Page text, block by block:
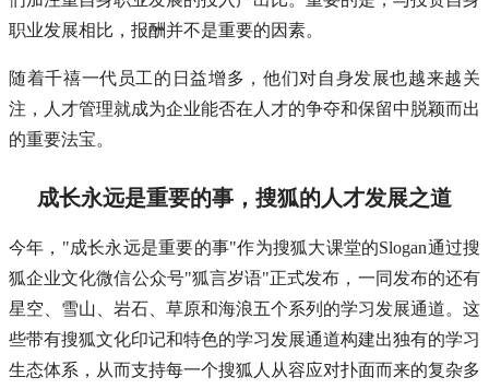
职业发展相比，报酬并不是重要的因素。
随着千禧一代员工的日益增多，他们对自身发展也越来越关
注，人才管理就成为企业能否在人才的争夺和保留中脱颖而出
的重要法宝。
成长永远是重要的事，搜狐的人才发展之道
今年，"成长永远是重要的事"作为搜狐大课堂的Slogan通过搜
狐企业文化微信公众号"狐言岁语"正式发布，一同发布的还有
星空、雪山、岩石、草原和海浪五个系列的学习发展通道。这
些带有搜狐文化印记和特色的学习发展通道构建出独有的学习
生态体系，从而支持每一个搜狐人从容应对扑面而来的复杂多